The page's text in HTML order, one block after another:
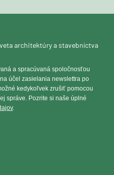
architektúry a stavebníctva
a spracúvaná spoločnosťou
účel zasielania newslettra po
kedykoľvek zrušiť pomocou
správe. Pozrite si naše úplné
.